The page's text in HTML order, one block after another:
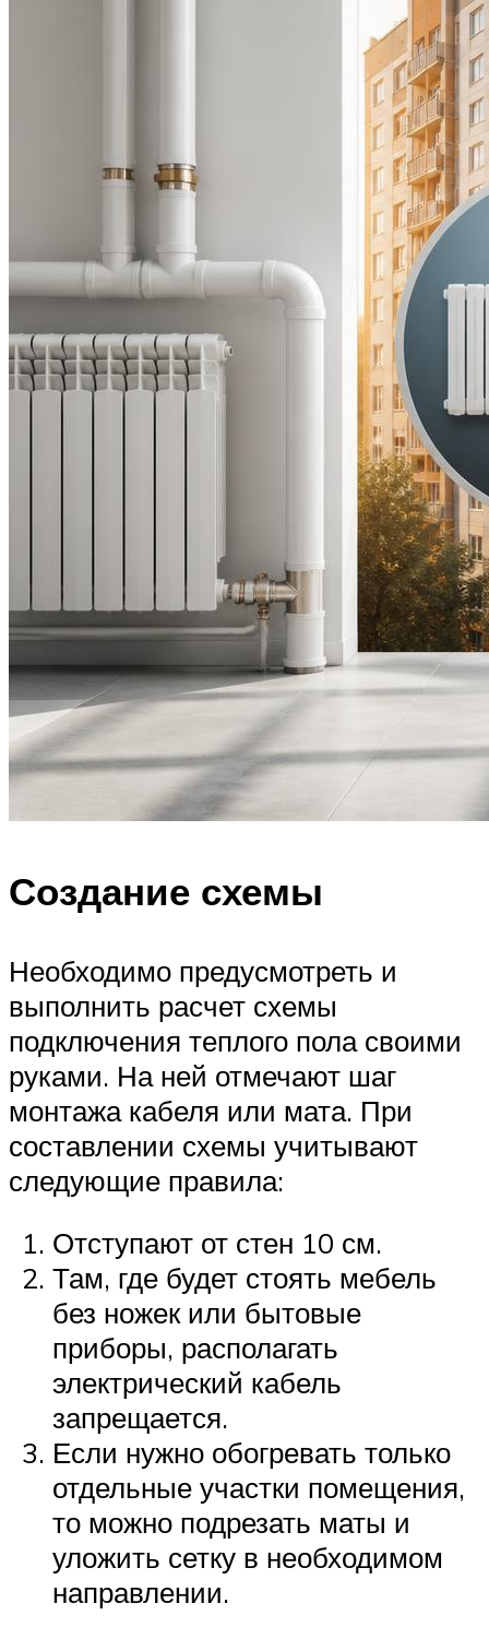
Создание схемы
Необходимо предусмотреть и
выполнить расчет схемы
подключения теплого пола своими
руками. На ней отмечают шаг
монтажа кабеля или мата. При
составлении схемы учитывают
следующие правила:
Отступают от стен 10 см.
Там, где будет стоять мебель
без ножек или бытовые
приборы, располагать
электрический кабель
запрещается.
Если нужно обогревать только
отдельные участки помещения,
то можно подрезать маты и
уложить сетку в необходимом
направлении.